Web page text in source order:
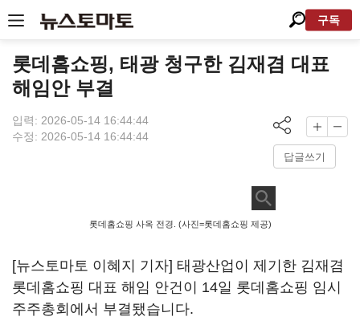
구독
롯데홈쇼핑, 태광 청구한 김재겸 대표
해임안 부결
입력: 2026-05-14 16:44:44
수정: 2026-05-14 16:44:44
답글쓰기
롯데홈쇼핑 사옥 전경. (사진=롯데홈쇼핑 제공)
[뉴스토마토 이혜지 기자] 태광산업이 제기한 김재겸
롯데홈쇼핑 대표 해임 안건이 14일 롯데홈쇼핑 임시
주주총회에서 부결됐습니다.